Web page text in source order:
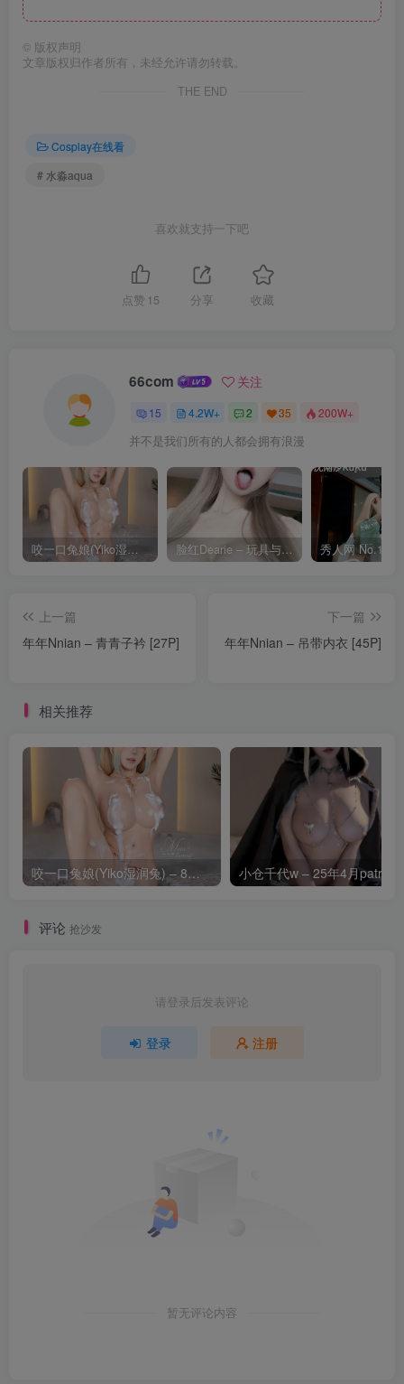
© 版权声明
文章版权归作者所有，未经允许请勿转载。
THE END
Cosplay在线看
# 水淼aqua
喜欢就支持一下吧
点赞 15 分享 收藏
66com 关注
15 4.2W+ 2 35 200W+
并不是我们所有的人都会拥有浪漫
咬一口兔娘(Yiko湿润兔) – 8月 鸣潮-芙露德莉斯 [63P]
上一篇
年年Nnian – 青青子衿 [27P]
下一篇
年年Nnian – 吊带内衣 [45P]
相关推荐
咬一口兔娘(Yiko湿润兔) – 8月 鸣潮-芙露德莉斯 [63P]
评论 抢沙发
请登录后发表评论
登录 注册
暂无评论内容